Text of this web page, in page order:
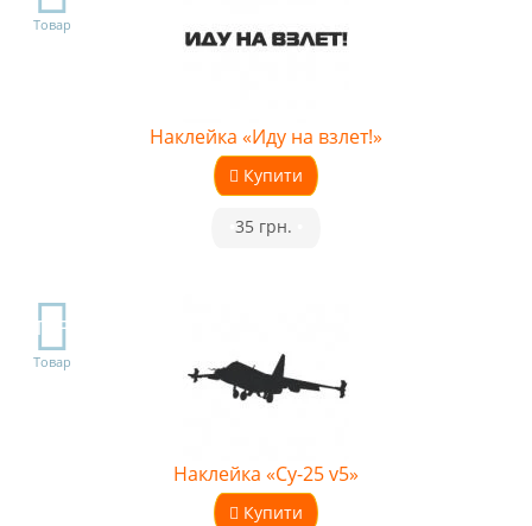
Товар
Наклейка «Иду на взлет!»
Купити
35 грн.
TOP
Товар
Наклейка «Су-25 v5»
Купити